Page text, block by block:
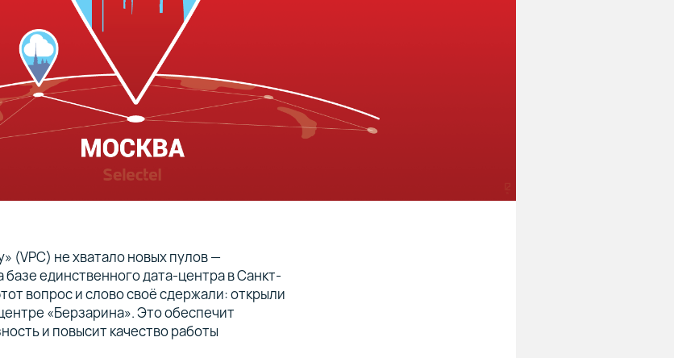
(VPC) не хватало новых пулов —
единственного дата-центра в Санкт-
вопрос и слово своё сдержали: открыли
«Берзарина». Это обеспечит
и повысит качество работы